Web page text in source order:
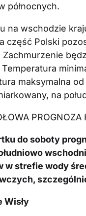
północnych.
na wschodzie
część Polski
Zachmurzenie
maksymalna od
na
PROGNOZA
do soboty
w strefie wody
Wisły